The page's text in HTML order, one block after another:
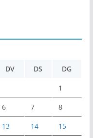
DV DS DG
1
6 7 8
13 14 15